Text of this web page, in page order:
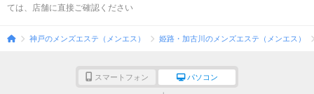
ては、店舗に直接ご確認ください
神戸のメンズエステ（メンエス） 姫路・加古川のメンズエステ（メンエス）
スマートフォン パソコン